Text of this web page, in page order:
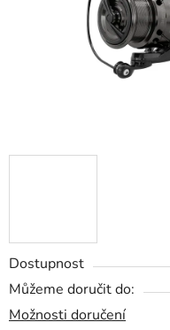
Dostupnost
Můžeme doručit do:
Možnosti doručení